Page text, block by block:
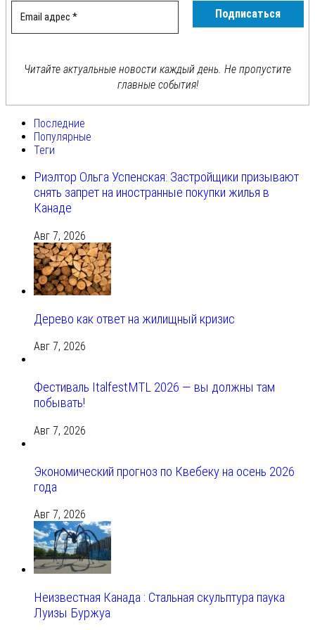
Читайте актуальные новости каждый день. Не пропустите
главные события!
Последние
Популярные
Теги
Риэлтор Ольга Успенская: Застройщики призывают
снять запрет на иностранные покупки жилья в
Канаде
Авг 7, 2026
Дерево как ответ на жилищный кризис
Авг 7, 2026
Фестиваль ItalfestMTL 2026 — вы должны там
побывать!
Авг 7, 2026
Экономический прогноз по Квебеку на осень 2026
года
Авг 7, 2026
Неизвестная Канада : Стальная скульптура паука
Луизы Буржуа